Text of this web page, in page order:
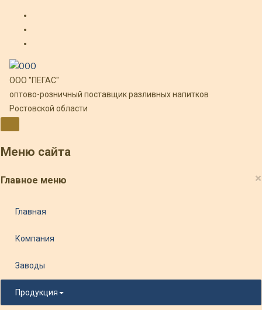
ООО "ПЕГАС"
оптово-розничный поставщик разливных напитков
Ростовской области
Меню сайта
×
Главное меню
Главная
Компания
Заводы
Продукция